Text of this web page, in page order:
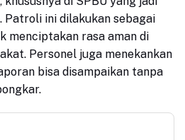
ini dilakukan sebagai
menciptakan rasa aman di
Personel juga menekankan
bisa disampaikan tanpa